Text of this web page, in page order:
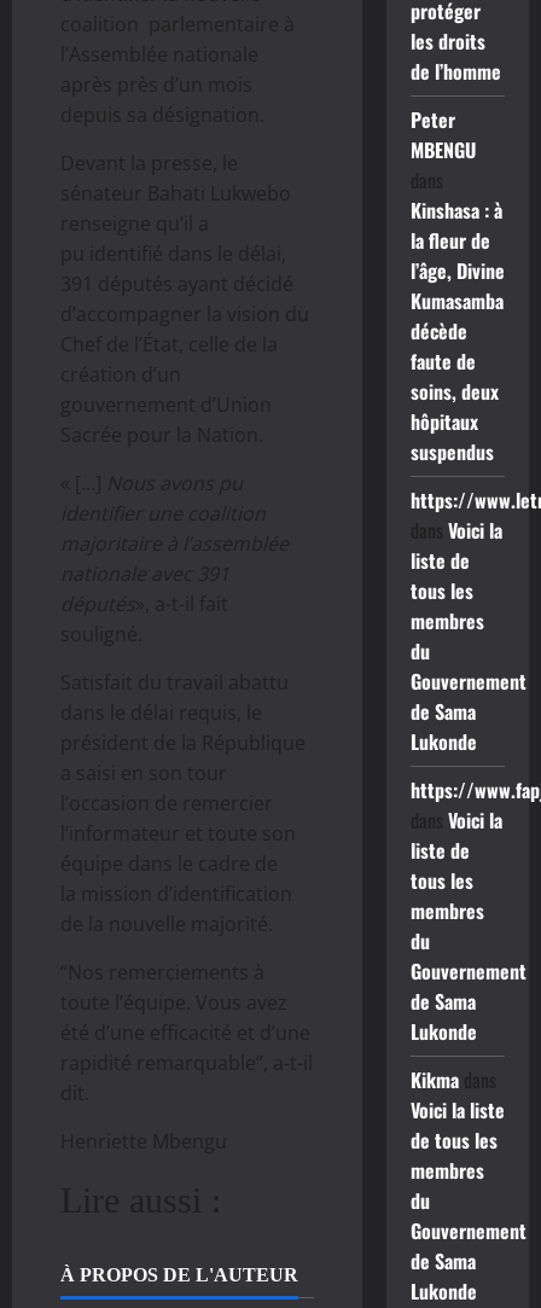
coalition parlementaire à
l’Assemblée nationale
après près d’un mois
depuis sa désignation.
Devant la presse, le
sénateur Bahati Lukwebo
renseigne qu’il a
pu identifié dans le délai,
391 députés ayant décidé
d’accompagner la vision du
Chef de l’État, celle de la
création d’un
gouvernement d’Union
Sacrée pour la Nation.
« […] Nous avons pu
identifier une coalition
majoritaire à l’assemblée
nationale avec 391
députés», a-t-il fait
souligné.
Satisfait du travail abattu
dans le délai requis, le
président de la République
a saisi en son tour
l’occasion de remercier
l’informateur et toute son
équipe dans le cadre de
la mission d’identification
de la nouvelle majorité.
“Nos remerciements à
toute l’équipe. Vous avez
été d’une efficacité et d’une
rapidité remarquable”, a-t-il
dit.
Henriette Mbengu
Lire aussi :
À PROPOS DE L'AUTEUR
protéger
les droits
de l’homme
Peter
MBENGU
dans
Kinshasa : à
la fleur de
l’âge, Divine
Kumasamba
décède
faute de
soins, deux
hôpitaux
suspendus
https://
dans Voici la
liste de
tous les
membres
du
Gouvernement
de Sama
Lukonde
https://
dans Voici la
liste de
tous les
membres
du
Gouvernement
de Sama
Lukonde
Kikmadans
Voici la liste
de tous les
membres
du
Gouvernement
de Sama
Lukonde